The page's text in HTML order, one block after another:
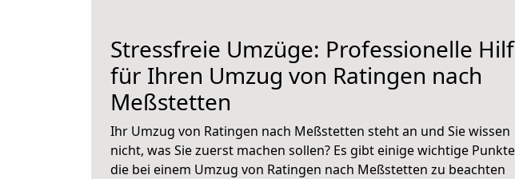
Stressfreie Umzüge: Professionelle
für Ihren Umzug von Ratingen nach
Meßstetten
Ihr Umzug von Ratingen nach Meßstetten steht an und Sie wissen
nicht, was Sie zuerst machen sollen? Es gibt einige wichtige
die bei einem Umzug von Ratingen nach Meßstetten zu beachten